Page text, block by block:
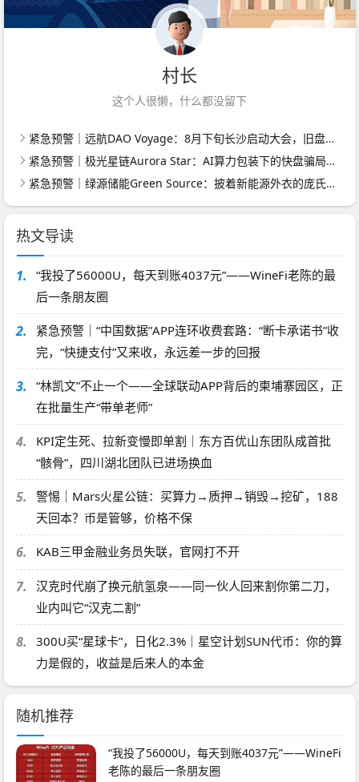
村长
这个人很懒，什么都没留下
紧急预警｜远航DAO Voyage：8月下旬长沙启动大会，旧盘团队平移，RWA+大宗商品包装——又是庞氏滚盘的老剧本
紧急预警｜极光星链Aurora Star：AI算力包装下的快盘骗局，认购即入坑
紧急预警｜绿源储能Green Source：披着新能源外衣的庞氏传销盘，8月千人大会就是收割信号
热文导读
1.
“我投了56000U，每天到账4037元”——WineFi老陈的最
后一条朋友圈
2.
紧急预警｜“中国数据”APP连环收费套路：“断卡承诺书”收
完，“快捷支付”又来收，永远差一步的回报
3.
“林凯文”不止一个——全球联动APP背后的柬埔寨园区，正
在批量生产“带单老师”
4.
KPI定生死、拉新变慢即单割｜东方百优山东团队成首批
“骸骨”，四川湖北团队已进场换血
5.
警惕｜Mars火星公链：买算力→质押→销毁→挖矿，188
天回本？币是管够，价格不保
6. KAB三甲金融业务员失联，官网打不开
7.
汉克时代崩了换元航氢泉——同一伙人回来割你第二刀，
业内叫它“汉克二割”
8.
300U买“星球卡”，日化2.3%｜星空计划SUN代币：你的算
力是假的，收益是后来人的本金
随机推荐
“我投了56000U，每天到账4037元”——WineFi
老陈的最后一条朋友圈